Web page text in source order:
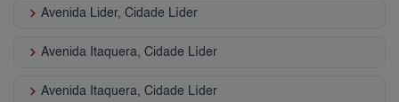
keyboard_arrow_right Avenida Lider, Cidade Líder
keyboard_arrow_right Avenida Itaquera, Cidade Líder
keyboard_arrow_right Avenida Itaquera, Cidade Líder